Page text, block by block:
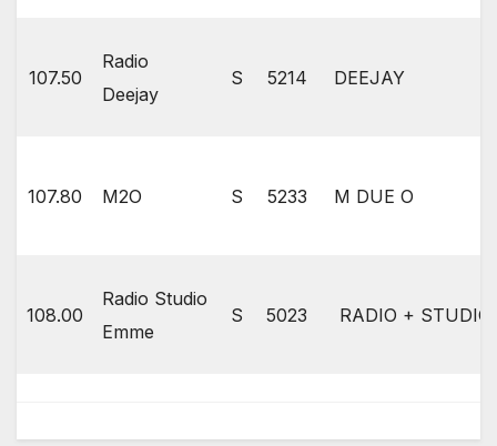
107.50
Radio
Deejay
S 5214 DEEJAY
107.80 M2O S 5233 M DUE O
108.00
Radio Studio
Emme
S 5023 RADIO +